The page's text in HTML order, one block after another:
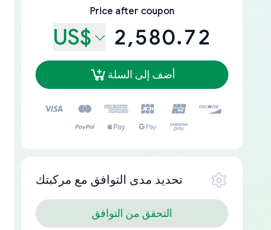
Price after coupon
US$ 2,580.72
أضف إلى السلة
تحديد مدى التوافق مع مركبتك
التحقق من التوافق